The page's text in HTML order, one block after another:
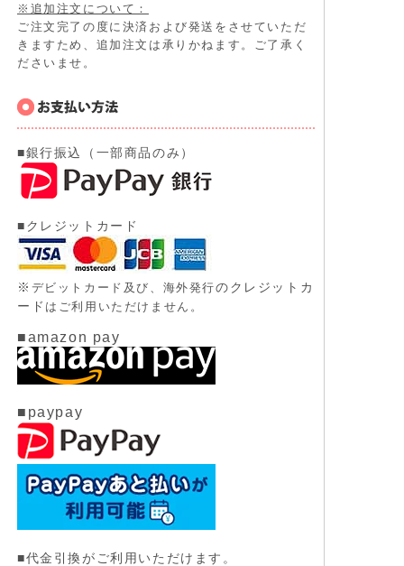
※追加注文について：
ご注文完了の度に決済および発送をさせていただ
きますため、追加注文は承りかねます。ご了承く
ださいませ。
■銀行振込（一部商品のみ）
■クレジットカード
※ デビットカード及び、 海外発行のクレジットカ
ード はご利用いただけません。
■amazon pay
■paypay
■代金引換がご利用いただけます。